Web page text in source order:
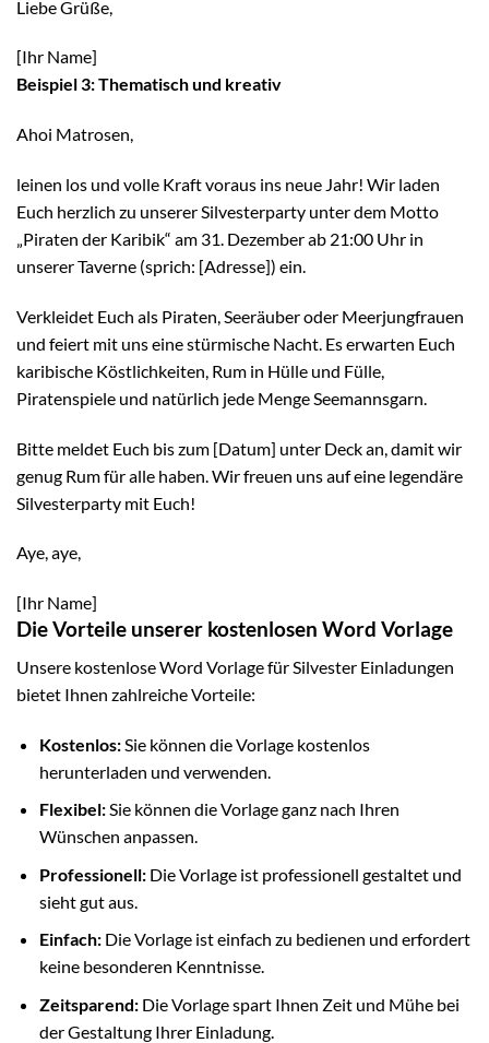
Liebe Grüße,
[Ihr Name]
Beispiel 3: Thematisch und kreativ
Ahoi Matrosen,
leinen los und volle Kraft voraus ins neue Jahr! Wir laden
Euch herzlich zu unserer Silvesterparty unter dem Motto
„Piraten der Karibik“ am 31. Dezember ab 21:00 Uhr in
unserer Taverne (sprich: [Adresse]) ein.
Verkleidet Euch als Piraten, Seeräuber oder Meerjungfrauen
und feiert mit uns eine stürmische Nacht. Es erwarten Euch
karibische Köstlichkeiten, Rum in Hülle und Fülle,
Piratenspiele und natürlich jede Menge Seemannsgarn.
Bitte meldet Euch bis zum [Datum] unter Deck an, damit wir
genug Rum für alle haben. Wir freuen uns auf eine legendäre
Silvesterparty mit Euch!
Aye, aye,
[Ihr Name]
Die Vorteile unserer kostenlosen Word Vorlage
Unsere kostenlose Word Vorlage für Silvester Einladungen
bietet Ihnen zahlreiche Vorteile:
Kostenlos:Sie können die Vorlage kostenlos
herunterladen und verwenden.
Flexibel:Sie können die Vorlage ganz nach Ihren
Wünschen anpassen.
Professionell:Die Vorlage ist professionell gestaltet und
sieht gut aus.
Einfach:Die Vorlage ist einfach zu bedienen und erfordert
keine besonderen Kenntnisse.
Zeitsparend:Die Vorlage spart Ihnen Zeit und Mühe bei
der Gestaltung Ihrer Einladung.